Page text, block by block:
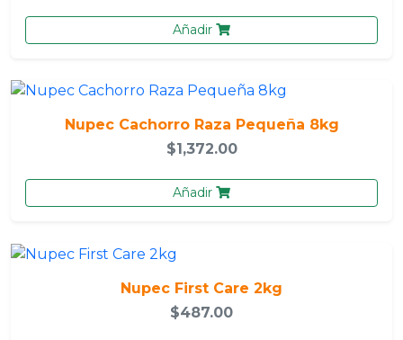
Añadir
Nupec Cachorro Raza Pequeña 8kg
$1,372.00
Añadir
Nupec First Care 2kg
$487.00